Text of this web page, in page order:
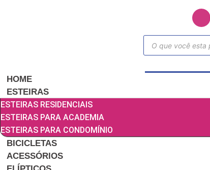
HOME
ESTEIRAS
ESTEIRAS RESIDENCIAIS
ESTEIRAS PARA ACADEMIA
ESTEIRAS PARA CONDOMÍNIO
BICICLETAS
ACESSÓRIOS